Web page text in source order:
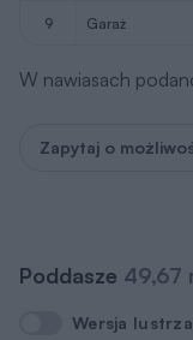
9 garaż
W nawiasach
Zapytaj o
Poddasze 49,67
Wersja lustrzana
Wersja